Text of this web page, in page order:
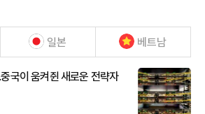
일본 베트남
국이 움켜쥔 새로운 전략자